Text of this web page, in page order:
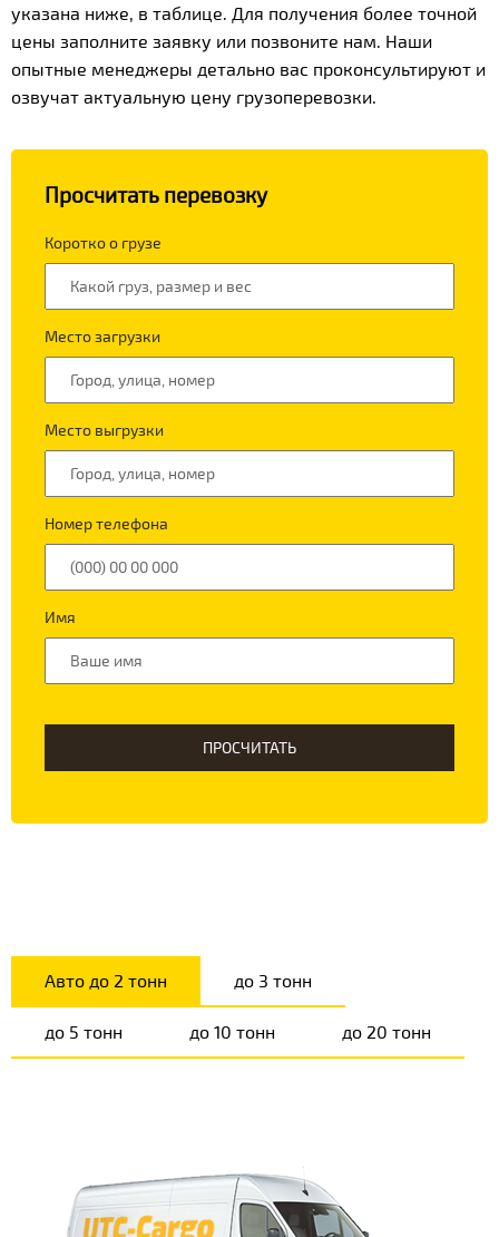
указана ниже, в таблице. Для получения более точной
цены заполните заявку или позвоните нам. Наши
опытные менеджеры детально вас проконсультируют и
озвучат актуальную цену грузоперевозки.
Просчитать перевозку
Коротко о грузе
Место загрузки
Место выгрузки
Номер телефона
Имя
ПРОСЧИТАТЬ
Авто до 2 тонн до 3 тонн
до 5 тонн до 10 тонн до 20 тонн